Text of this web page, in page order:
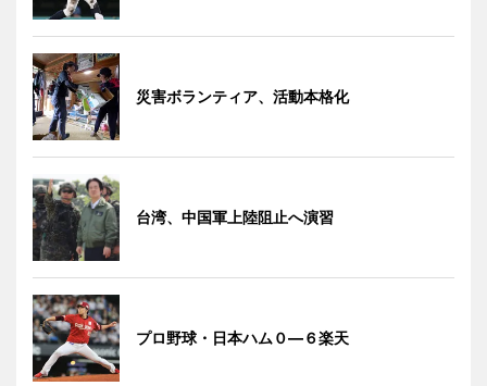
災害ボランティア、活動本格化
台湾、中国軍上陸阻止へ演習
プロ野球・日本ハム０―６楽天